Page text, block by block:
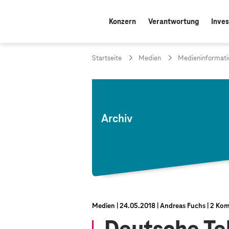
Konzern Verantwortung
Startseite Medien
Archiv
Medien 24.05.2018 Andreas Fuchs 2